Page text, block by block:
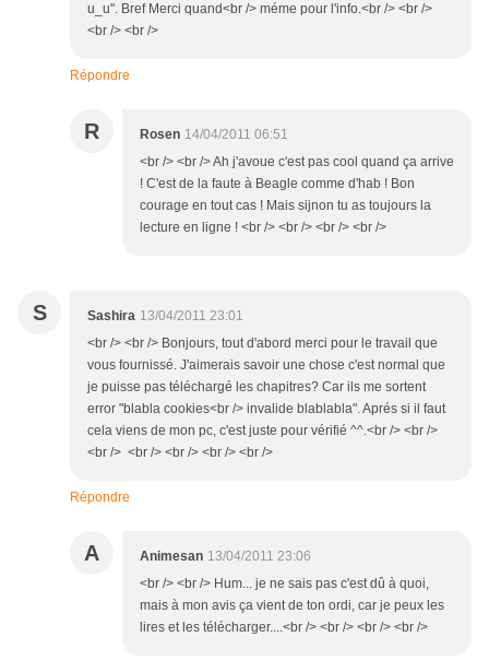
u_u". Bref Merci quand<br /> méme pour l'info.<br /> <br />
<br /> <br />
Répondre
R Rosen 14/04/2011 06:51
<br /> <br /> Ah j'avoue c'est pas cool quand ça arrive
! C'est de la faute à Beagle comme d'hab ! Bon
courage en tout cas ! Mais sijnon tu as toujours la
lecture en ligne ! <br /> <br /> <br /> <br />
S Sashira 13/04/2011 23:01
<br /> <br /> Bonjours, tout d'abord merci pour le travail que
vous fournissé. J'aimerais savoir une chose c'est normal que
je puisse pas téléchargé les chapitres? Car ils me sortent
error "blabla cookies<br /> invalide blablabla". Aprés si il faut
cela viens de mon pc, c'est juste pour vérifié ^^.<br /> <br />
<br /> <br /> <br /> <br /> <br />
Répondre
A Animesan 13/04/2011 23:06
<br /> <br /> Hum... je ne sais pas c'est dû à quoi,
mais à mon avis ça vient de ton ordi, car je peux les
lires et les télécharger....<br /> <br /> <br /> <br />